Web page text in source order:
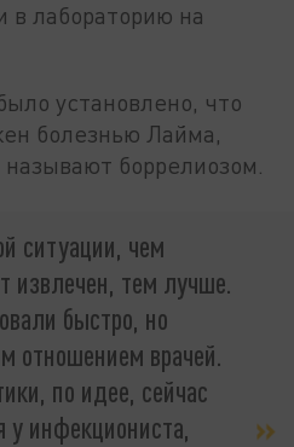
в лабораторию на
установлено, что
болезнью Лайма,
боррелиозом.
ситуации, чем
извлечен, тем лучше.
быстро, но
отношением врачей.
по идее, сейчас
инфекциониста,